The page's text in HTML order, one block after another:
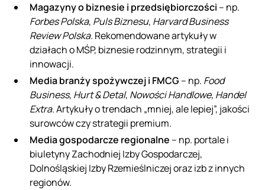
Magazyny o biznesie i przedsiębiorczości – np.
Forbes Polska, Puls Biznesu, Harvard Business
Review Polska. Rekomendowane artykuły w
działach o MŚP, biznesie rodzinnym, strategii i
innowacji.
Media branży spożywczej i FMCG – np. Food
Business, Hurt & Detal, Nowości Handlowe, Handel
Extra. Artykuły o trendach „mniej, ale lepiej”, jakości
surowców czy strategii premium.
Media gospodarcze regionalne – np. portale i
biuletyny Zachodniej Izby Gospodarczej,
Dolnośląskiej Izby Rzemieślniczej oraz izb z innych
regionów.